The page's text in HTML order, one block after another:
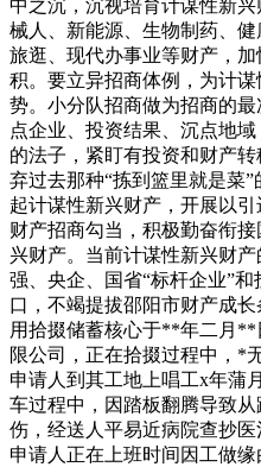
中之沉，沉视培育计谋性新
械人、新能源、生物制药、健
旅逛、现代办事业等财产，
积。要立异招商体例，为计
势。小分队招商做为招商的
点企业、投资结果、沉点地
的法子，紧盯有投资和财产
弃过去那种“拣到篮里就是菜
起计谋性新兴财产，开展以
财产招商勾当，积极勤奋衔
兴财产。当前计谋性新兴财
强、央企、国省“标杆企业”
口，不竭提拔邵阳市财产成
用拾掇储蓄核心于**年二月
限公司，正在拾掇过程中，*
申请人到其工地上唱工x年蒲
车过程中，因踏板翻腾导致
伤，经送人平易近病院查抄
申请人正在上班时间因工做缘